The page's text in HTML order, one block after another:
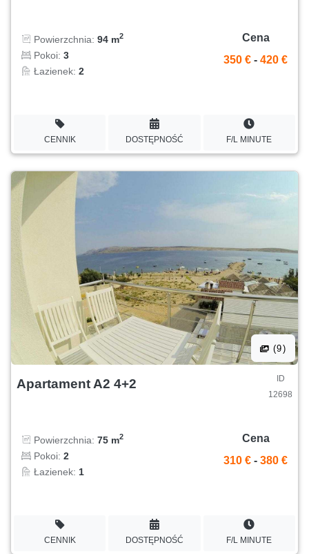
Powierzchnia: 94 m2
Pokoi: 3
Łazienek: 2
Cena
350 € - 420 €
CENNIK DOSTĘPNOŚĆ F/L MINUTE
(9)
Apartament A2 4+2
ID
12698
Powierzchnia: 75 m2
Pokoi: 2
Łazienek: 1
Cena
310 € - 380 €
CENNIK DOSTĘPNOŚĆ F/L MINUTE